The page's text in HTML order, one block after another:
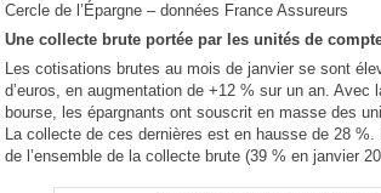
Cercle de l’Épargne – données France Assureurs
Une collecte brute portée par les unités de
Les cotisations brutes au mois de janvier se sont
d’euros, en augmentation de +12 % sur un an. Avec
bourse, les épargnants ont souscrit en masse des
La collecte de ces dernières est en hausse de 28 %.
de l’ensemble de la collecte brute (39 % en janvier